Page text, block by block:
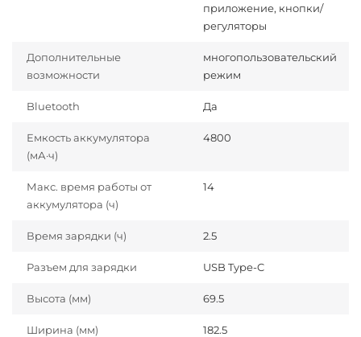
приложение, кнопки/
регуляторы
Дополнительные
возможности
многопользовательский
режим
Bluetooth Да
Емкость аккумулятора
(мА·ч)
4800
Макс. время работы от
аккумулятора (ч)
14
Время зарядки (ч) 2.5
Разъем для зарядки USB Type-C
Высота (мм) 69.5
Ширина (мм) 182.5